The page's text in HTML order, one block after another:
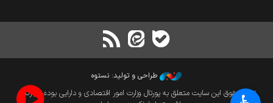
طراحی و تولید: نستوه
تمام حقوق این سایت متعلق به پورتال وزارت امور اقتصادی و دارایی بوده و بازنشر